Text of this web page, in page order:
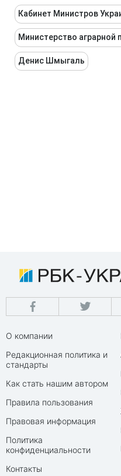
Кабинет Министров
Министерство аграрной
Денис Шмыгаль
О компании
Редакционная политика и
стандарты
Как стать нашим автором
Правила пользования
Правовая информация
Политика
конфиденциальности
Контакты